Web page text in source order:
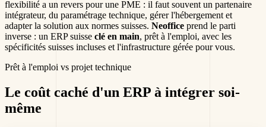
flexibilité a un revers pour une PME : il faut souvent un partenaire
intégrateur, du paramétrage technique, gérer l'hébergement et
adapter la solution aux normes suisses. Neoffice prend le parti
inverse : un ERP suisse clé en main, prêt à l'emploi, avec les
spécificités suisses incluses et l'infrastructure gérée pour vous.
Prêt à l'emploi vs projet technique
Le coût caché d'un ERP à intégrer soi-
même